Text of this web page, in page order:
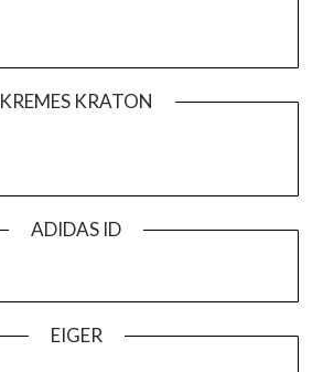
KREMES KRATON
ADIDAS ID
EIGER